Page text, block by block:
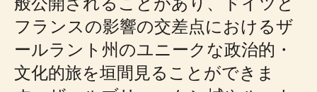
フランスの影響の交差点におけるザ
ールラント州のユニークな政治的・
文化的旅を垣間見ることができま